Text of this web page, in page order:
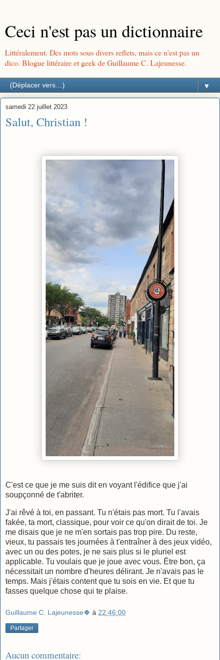
Ceci n'est pas un dictionnaire
Littéralement. Des mots sous divers reflets, mais ce n'est pas un
dico. Blogue littéraire et geek de Guillaume C. Lajeunesse.
▼
samedi 22 juillet 2023
Salut, Christian !
C'est ce que je me suis dit en voyant l'édifice que j'ai
soupçonné de t'abriter.
J'ai rêvé à toi, en passant. Tu n'étais pas mort. Tu l'avais
fakée, ta mort, classique, pour voir ce qu'on dirait de toi. Je
me disais que je ne m'en sortais pas trop pire. Du reste,
vieux, tu passais tes journées à t'entraîner à des jeux vidéo,
avec un ou des potes, je ne sais plus si le pluriel est
applicable. Tu voulais que je joue avec vous. Être bon, ça
nécessitait un nombre d'heures délirant. Je n'avais pas le
temps. Mais j'étais content que tu sois en vie. Et que tu
fasses quelque chose qui te plaise.
Guillaume C. Lajeunesse🍀 à 22:46:00
Partager
Aucun commentaire: